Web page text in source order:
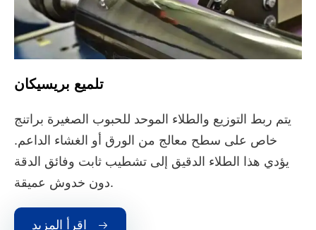
تلميع بريسيكان
يتم ربط التوزيع والطلاء الموحد للحبوب الصغيرة براتنج
خاص على سطح معالج من الورق أو الغشاء الداعم.
يؤدي هذا الطلاء الدقيق إلى تشطيب ثابت وفائق الدقة
دون خدوش عميقة.
